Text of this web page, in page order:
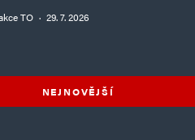
TO · 29. 7. 2026
NEJNOVĚJŠÍ